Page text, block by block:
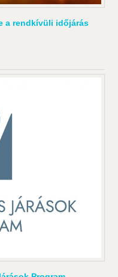
a rendkívüli időjárás